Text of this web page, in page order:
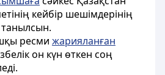
кейбiр шешiмдерiнiң
ресми жарияланған
он күн өткен соң